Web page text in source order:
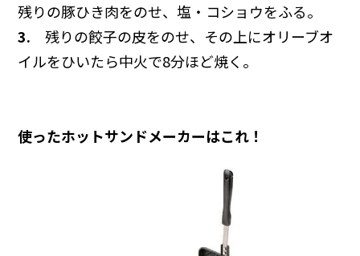
残りの豚ひき肉をのせ、塩・コショウをふる。
3. 残りの餃子の皮をのせ、その上にオリーブオ
イルをひいたら中火で8分ほど焼く。
使ったホットサンドメーカーはこれ！